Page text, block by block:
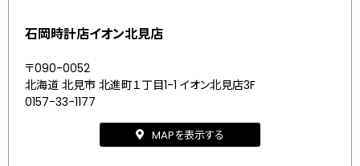
石岡時計店イオン北見店
〒090-0052
北海道 北見市 北進町１丁目1-1 イオン北見店3F
0157-33-1177
MAPを表示する